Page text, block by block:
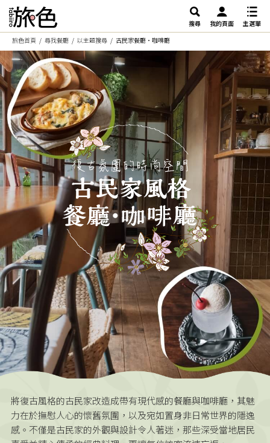
搜尋 我的頁面
主選單
旅色首頁
尋找餐廳 以主題搜尋 古民家餐廳・咖啡廳
將復古風格的古民家改造成帶有現代感的餐廳與咖啡廳，其魅
力在於撫慰人心的懷舊氛圍，以及宛如置身非日常世界的隱逸
感。不僅是古民家的外觀與設計令人著迷，那些深受當地居民